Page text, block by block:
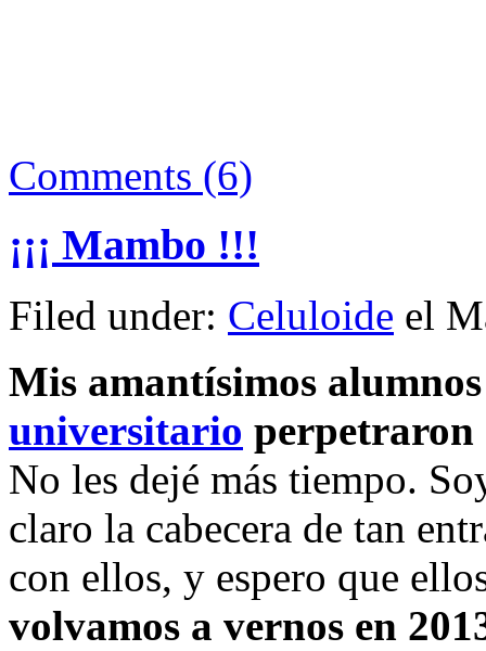
Comments (6)
¡¡¡ Mambo !!!
Filed under: Celuloide el
Mis amantísimos
universitario perpetraron
No les dejé más tiempo.
claro la cabecera de tan
con ellos, y espero que
volvamos a vernos en